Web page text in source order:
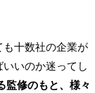
も十数社の企業が
いのか迷ってし
監修のもと、様々